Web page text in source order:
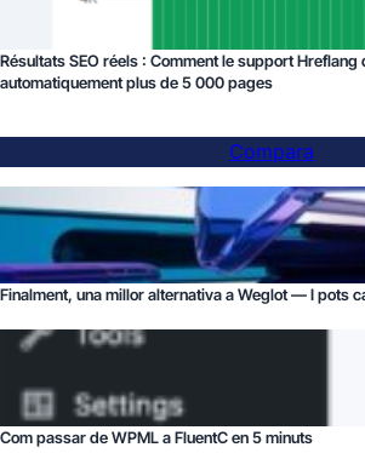
Résultats SEO réels : Comment le support Hreflang
automatiquement plus de 5 000 pages
Compara
Finalment, una millor alternativa a Weglot — I pots
Com passar de WPML a FluentC en 5 minuts